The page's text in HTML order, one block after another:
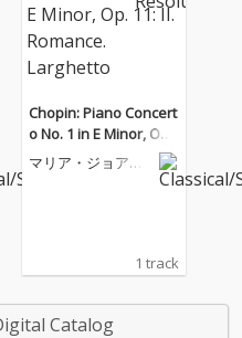
Chopin: Piano Concert
o No. 1 in E Minor, Op.
11: II. Romance. Largh
etto
マリア・ジョア
1 track
Catalog